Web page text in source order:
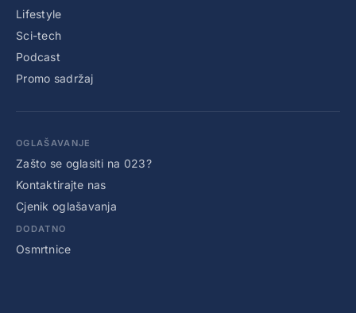
Lifestyle
Sci-tech
Podcast
Promo sadržaj
OGLAŠAVANJE
Zašto se oglasiti na 023?
Kontaktirajte nas
Cjenik oglašavanja
DODATNO
Osmrtnice